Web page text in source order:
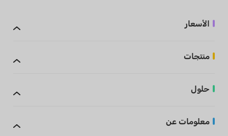
الأسعار
منتجات
حلول
معلومات عن